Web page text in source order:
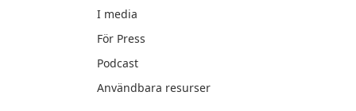
I media
För Press
Podcast
Användbara resurser